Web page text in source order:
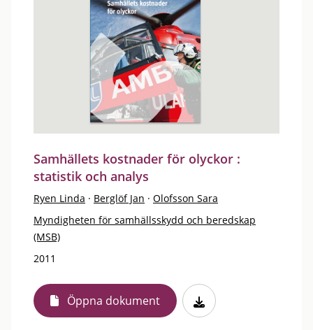
Samhällets kostnader för olyckor :
statistik och analys
Ryen Linda · Berglöf Jan · Olofsson Sara
Myndigheten för samhällsskydd och beredskap
(MSB)
2011
Öppna dokument